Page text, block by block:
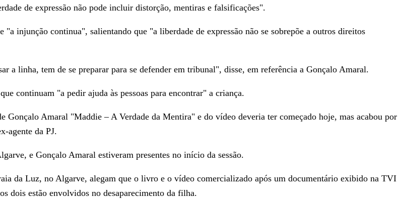
de expressão não pode incluir distorção, mentiras e falsificações".
injunção continua", salientando que "a liberdade de expressão não se sobrepõe a outros direitos
a linha, tem de se preparar para se defender em tribunal", disse, em referência a Gonçalo Amaral.
continuam "a pedir ajuda às pessoas para encontrar" a criança.
Amaral "Maddie – A Verdade da Mentira" e do vídeo deveria ter começado hoje, mas acabou por
agente da PJ.
e Gonçalo Amaral estiveram presentes no início da sessão.
da Luz, no Algarve, alegam que o livro e o vídeo comercializado após um documentário exibido na TVI
dois estão envolvidos no desaparecimento da filha.